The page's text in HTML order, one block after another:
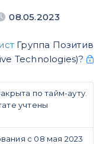
08.05.2023
Группа Позитив
Technologies)?
по тайм-ауту.
учтены
с 08 мая 2023